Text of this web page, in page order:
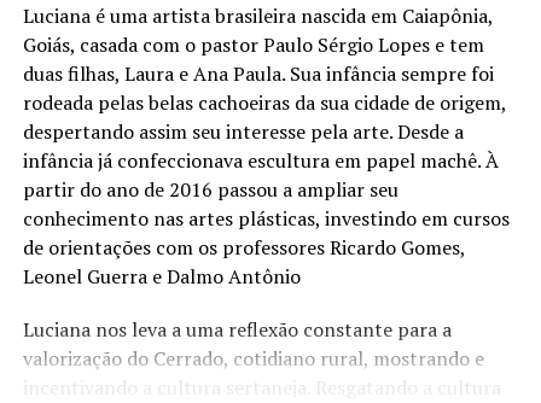
Condomínio Residencial Odisseia – St. Oeste, Goiânia –
Luciana é uma artista brasileira nascida em Caiapônia,
Goiás, casada com o pastor Paulo Sérgio Lopes e tem
duas filhas, Laura e Ana Paula. Sua infância sempre foi
rodeada pelas belas cachoeiras da sua cidade de origem,
despertando assim seu interesse pela arte. Desde a
infância já confeccionava escultura em papel machê. À
partir do ano de 2016 passou a ampliar seu
conhecimento nas artes plásticas, investindo em cursos
de orientações com os professores Ricardo Gomes,
Leonel Guerra e Dalmo Antônio
Luciana nos leva a uma reflexão constante para a
valorização do Cerrado, cotidiano rural, mostrando e
incentivando a cultura sertaneja. Resgatando a cultura